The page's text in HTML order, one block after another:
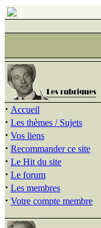
· Accueil
· Les thèmes / Sujets
· Vos liens
· Recommander ce site
· Le Hit du site
· Le forum
· Les membres
· Votre compte membre